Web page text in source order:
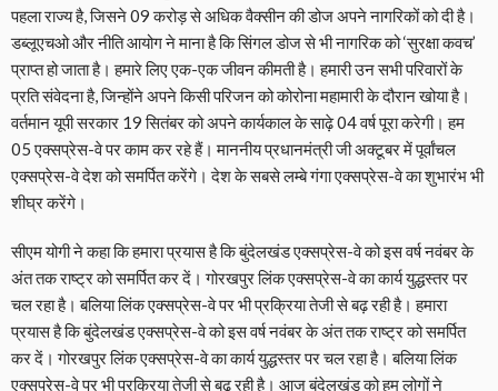
पहला राज्य है, जिसने 09 करोड़ से अधिक वैक्सीन की डोज अपने नागरिकों को दी है।
डब्लूएचओ और नीति आयोग ने माना है कि सिंगल डोज से भी नागरिक को ‘सुरक्षा कवच’
प्राप्त हो जाता है। हमारे लिए एक-एक जीवन कीमती है। हमारी उन सभी परिवारों के
प्रति संवेदना है, जिन्होंने अपने किसी परिजन को कोरोना महामारी के दौरान खोया है।
वर्तमान यूपी सरकार 19 सितंबर को अपने कार्यकाल के साढ़े 04 वर्ष पूरा करेगी। हम
05 एक्सप्रेस-वे पर काम कर रहे हैं। माननीय प्रधानमंत्री जी अक्टूबर में पूर्वांचल
एक्सप्रेस-वे देश को समर्पित करेंगे। देश के सबसे लम्बे गंगा एक्सप्रेस-वे का शुभारंभ भी
शीघ्र करेंगे।
सीएम योगी ने कहा कि हमारा प्रयास है कि बुंदेलखंड एक्सप्रेस-वे को इस वर्ष नवंबर के
अंत तक राष्ट्र को समर्पित कर दें। गोरखपुर लिंक एक्सप्रेस-वे का कार्य युद्धस्तर पर
चल रहा है। बलिया लिंक एक्सप्रेस-वे पर भी प्रक्रिया तेजी से बढ़ रही है। हमारा
प्रयास है कि बुंदेलखंड एक्सप्रेस-वे को इस वर्ष नवंबर के अंत तक राष्ट्र को समर्पित
कर दें। गोरखपुर लिंक एक्सप्रेस-वे का कार्य युद्धस्तर पर चल रहा है। बलिया लिंक
एक्सप्रेस-वे पर भी प्रक्रिया तेजी से बढ़ रही है। आज बुंदेलखंड को हम लोगों ने